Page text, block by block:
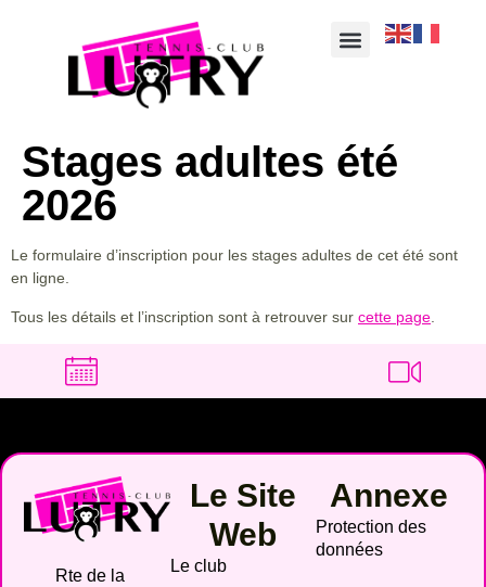
Stages adultes été
2026
Le formulaire d’inscription pour les stages adultes de cet été sont
en ligne.
Tous les détails et l’inscription sont à retrouver sur cette page
Rte de la
Le Site
Web
Le club
Annexe
Protection des
données